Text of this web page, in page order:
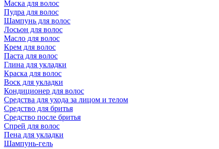
Маска для волос
Пудра для волос
Шампунь для волос
Лосьон для волос
Масло для волос
Крем для волос
Паста для волос
Глина для укладки
Краска для волос
Воск для укладки
Кондиционер для волос
Средства для ухода за лицом и телом
Средство для бритья
Средство после бритья
Спрей для волос
Пена для укладки
Шампунь-гель